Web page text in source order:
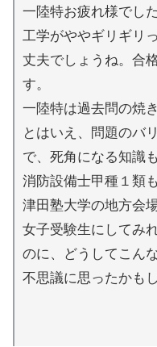
一陸特お疲れ様でした
工学がややギリギリ
丈夫でしょうね。合
す。
一陸特は過去問の焼
とはいえ、問題のバ
で、死角になる知識
消防設備士甲種１類
津田塾大学の地方会
女子受験生にしてみ
のに、どうしてこん
不思議に思ったかも